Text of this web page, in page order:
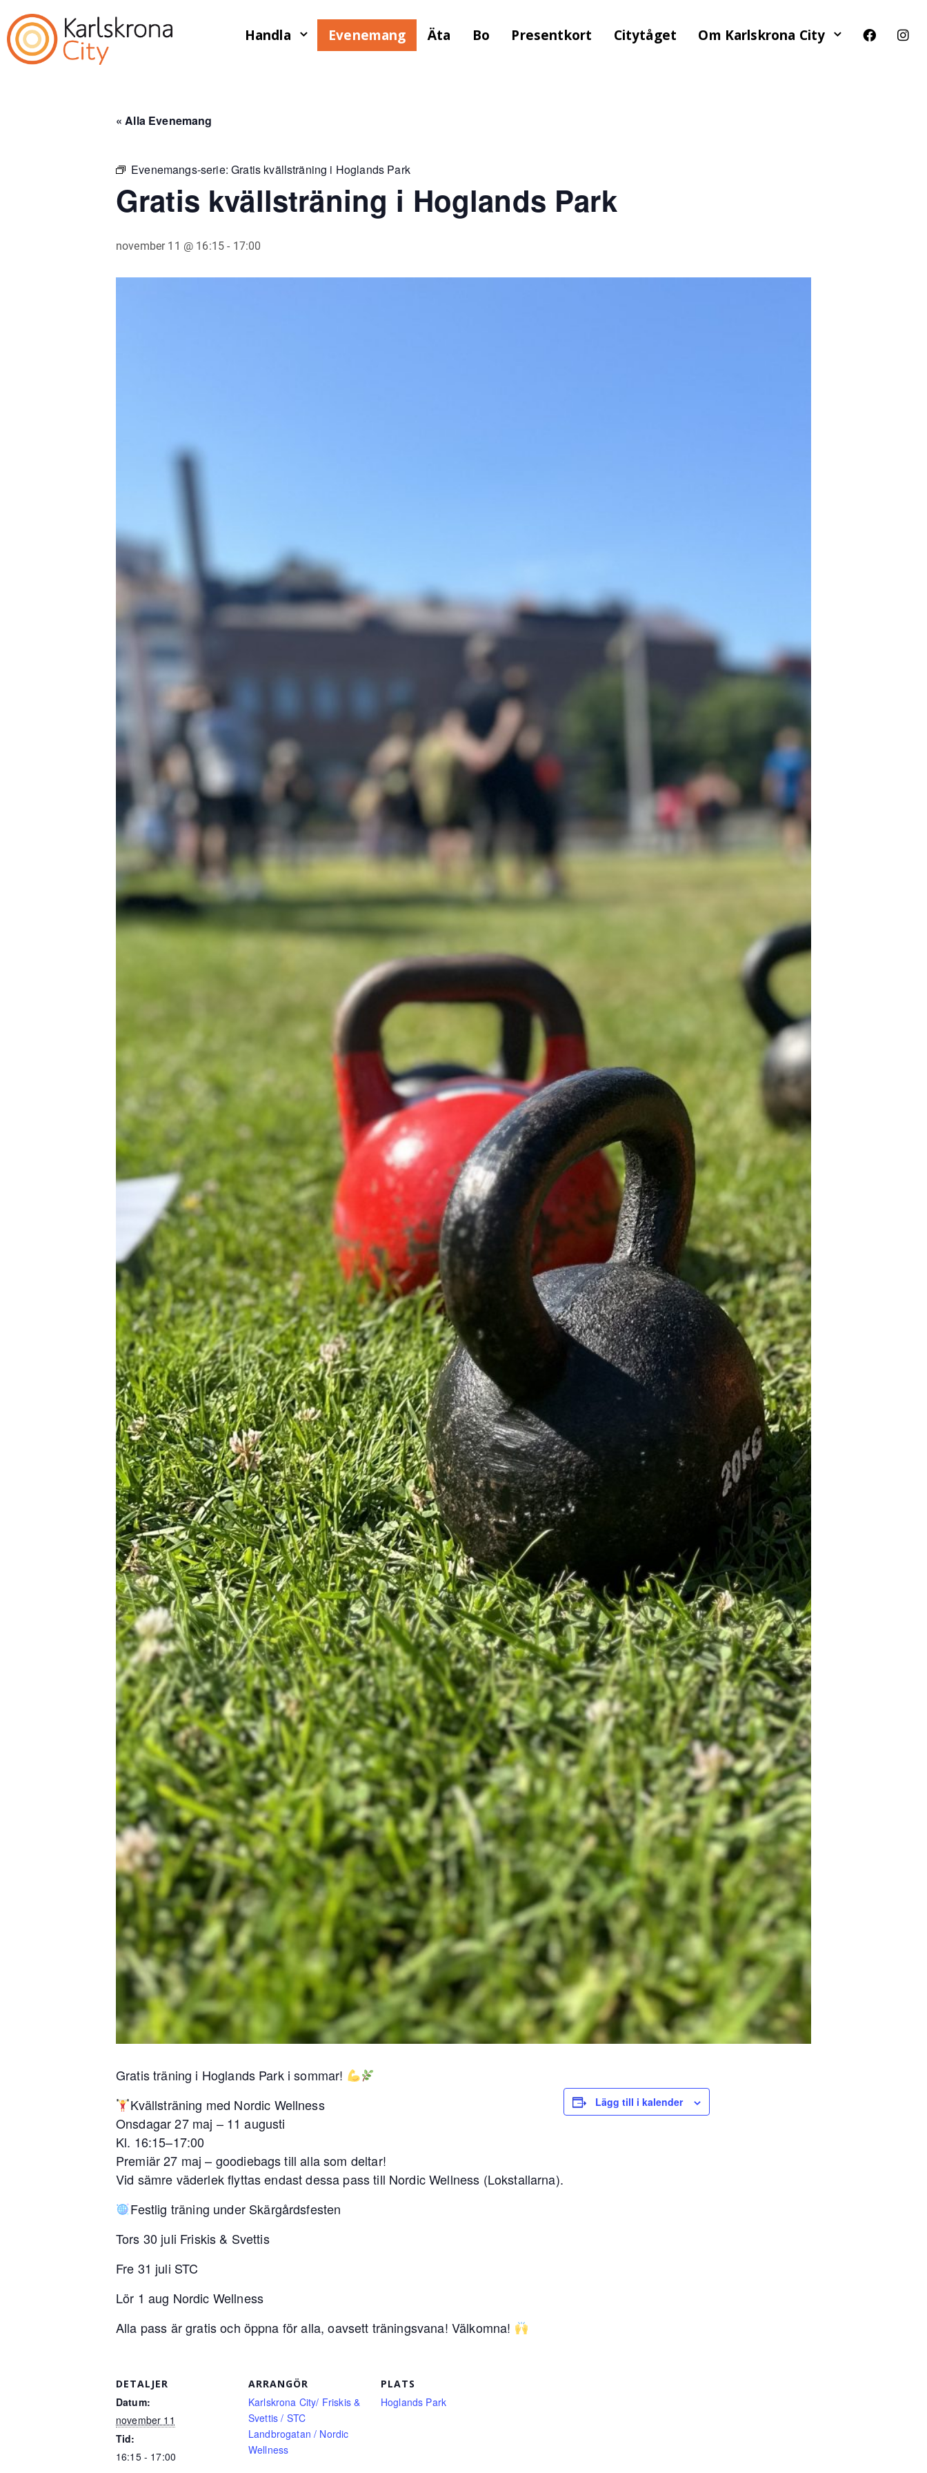
Handla Evenemang Äta Bo Presentkort Citytåget Om Karlskrona City
« Alla Evenemang
Evenemangs-serie:Gratis kvällsträning i Hoglands Park
Gratis kvällsträning i Hoglands Park
november 11 @ 16:15 - 17:00
Gratis träning i Hoglands Park i sommar!
Kvällsträning med Nordic Wellness
Onsdagar 27 maj – 11 augusti
Kl. 16:15–17:00
Premiär 27 maj – goodiebags till alla som deltar!
Vid sämre väderlek flyttas endast dessa pass till Nordic Wellness (Lokstallarna).
Festlig träning under Skärgårdsfesten
Tors 30 juli Friskis & Svettis
Fre 31 juli STC
Lör 1 aug Nordic Wellness
Alla pass är gratis och öppna för alla, oavsett träningsvana! Välkomna!
Lägg till i kalender
DETALJER
Datum:
november 11
Tid:
16:15 - 17:00
ARRANGÖR
Karlskrona City/ Friskis &
Svettis / STC
Landbrogatan / Nordic
Wellness
PLATS
Hoglands Park